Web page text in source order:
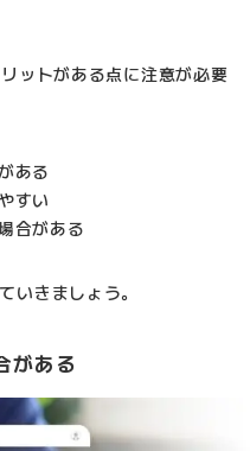
ットがある点に注意が必要
ある
すい
合がある
いきましょう。
がある